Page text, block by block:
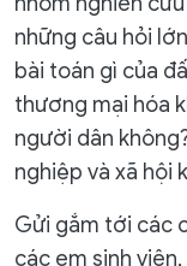
những câu hỏi
bài toán gì của
thương mại hóa
người dân
nghiệp và xã hội
Gửi gắm tới các
các em sinh viên,